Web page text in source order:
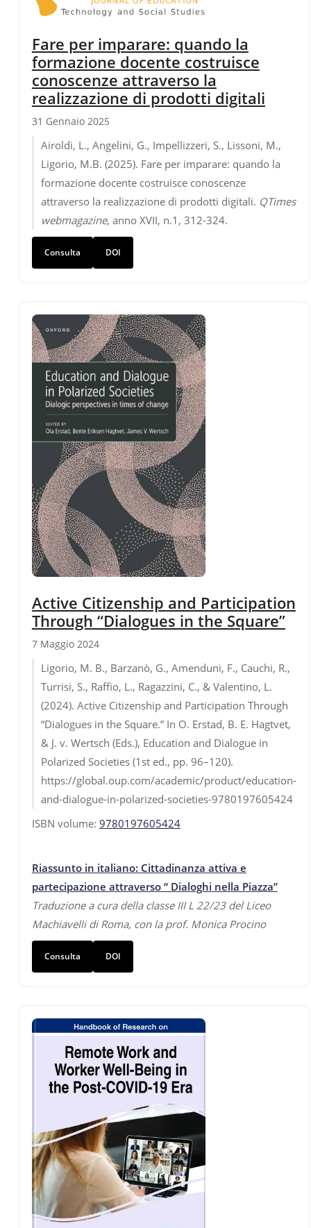
Fare per imparare: quando la
formazione docente costruisce
conoscenze attraverso la
realizzazione di prodotti digitali
31 Gennaio 2025
Airoldi, L., Angelini, G., Impellizzeri, S., Lissoni, M.,
Ligorio, M.B. (2025). Fare per imparare: quando la
formazione docente costruisce conoscenze
attraverso la realizzazione di prodotti digitali. QTimes
webmagazine, anno XVII, n.1, 312-324.
Consulta DOI
Active Citizenship and Participation
Through “Dialogues in the Square”
7 Maggio 2024
Ligorio, M. B., Barzanò, G., Amenduni, F., Cauchi, R.,
Turrisi, S., Raffio, L., Ragazzini, C., & Valentino, L.
(2024). Active Citizenship and Participation Through
“Dialogues in the Square.” In O. Erstad, B. E. Hagtvet,
& J. v. Wertsch (Eds.), Education and Dialogue in
Polarized Societies (1st ed., pp. 96–120).
https://global.oup.com/academic/product/education-
and-dialogue-in-polarized-societies-9780197605424
ISBN volume: 9780197605424
Riassunto in italiano: Cittadinanza attiva e
partecipazione attraverso “ Dialoghi nella Piazza”
Traduzione a cura della classe III L 22/23 del Liceo
Machiavelli di Roma, con la prof. Monica Procino
Consulta DOI